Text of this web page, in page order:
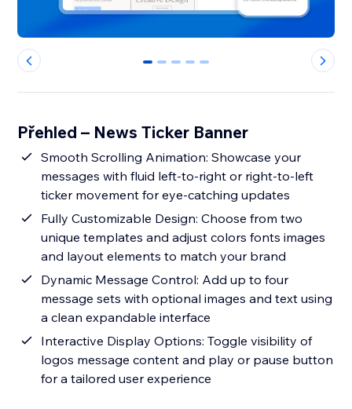
0 1 2 3 4
Přehled – News Ticker Banner
Smooth Scrolling Animation: Showcase your
messages with fluid left-to-right or right-to-left
ticker movement for eye-catching updates
Fully Customizable Design: Choose from two
unique templates and adjust colors fonts images
and layout elements to match your brand
Dynamic Message Control: Add up to four
message sets with optional images and text using
a clean expandable interface
Interactive Display Options: Toggle visibility of
logos message content and play or pause button
for a tailored user experience